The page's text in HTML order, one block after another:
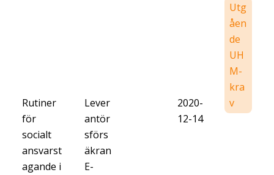
Rutiner
för
socialt
ansvarst
agande i
Lever
antör
sförs
äkran
E-
2020-
12-14
Utg
åen
de
UH
M-
kra
v